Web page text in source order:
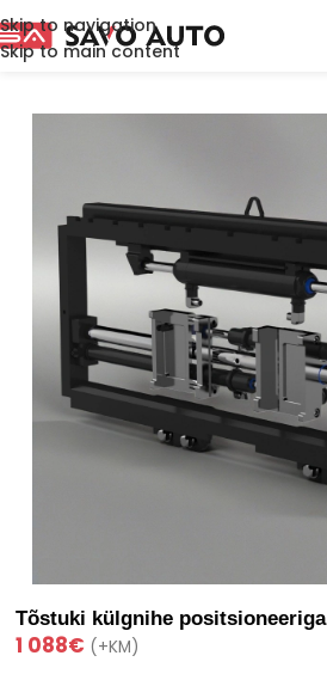
Skip to navigation
Skip to main content
Tõstuki külgnihe positsioneeriga
1 088€ (+KM)